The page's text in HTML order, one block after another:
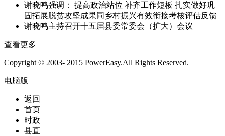
谢晓鸣强调： 提高政治站位 补齐工作短板 扎实做好巩
固拓展脱贫攻坚成果同乡村振兴有效衔接考核评估反馈
谢晓鸣主持召开十五届县委常委会（扩大）会议
查看更多
Copyright © 2003- 2015 PowerEasy.All Rights Reserved.
电脑版
返回
首页
时政
县直